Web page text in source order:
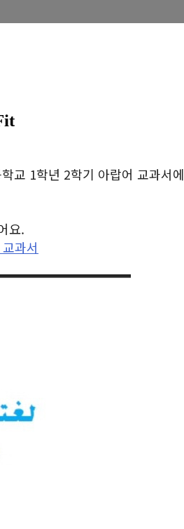
교 1학년 2학기 아랍어 교과서에
요.
과서